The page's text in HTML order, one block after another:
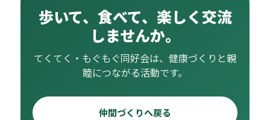
歩いて、食べて、楽しく交流
しませんか。
てくてく・もぐもぐ同好会は、健康づくりと親
睦につながる活動です。
仲間づくりへ戻る